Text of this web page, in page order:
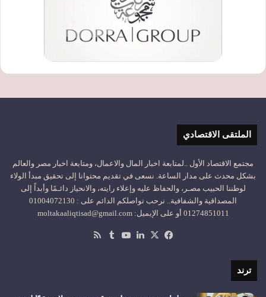
الملتقى الاقتصادي
مجتمع الاقتصاد الأول ..لمتابعة اخبار المال والاعمال، ومتابعة اخبار مصر والعالم
بشكل محدث على مدار الساعة. نسعى في تقديم محتوانا إلى تحقيق مبدأ الولاء
لوطننا الحبيب مصـر، والحفاظ عليه وإعلاء رايته، والانحياز دائـمًا وأبداً إلى
المصداقية والشفافية.. نرحب تواصلكم الدائم على : 01004072130
01274851011 أو على الإيميل: moltakaaliqtisad@gmail.com
فيسبوك
‫X لينكدإن‫YouTube
ترند